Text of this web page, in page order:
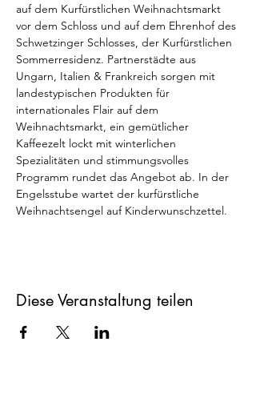
auf dem Kurfürstlichen Weihnachtsmarkt
vor dem Schloss und auf dem Ehrenhof des
Schwetzinger Schlosses, der Kurfürstlichen
Sommerresidenz. Partnerstädte aus
Ungarn, Italien & Frankreich sorgen mit
landestypischen Produkten für
internationales Flair auf dem
Weihnachtsmarkt, ein gemütlicher
Kaffeezelt lockt mit winterlichen
Spezialitäten und stimmungsvolles
Programm rundet das Angebot ab. In der
Engelsstube wartet der kurfürstliche
Weihnachtsengel auf Kinderwunschzettel.
Diese Veranstaltung teilen